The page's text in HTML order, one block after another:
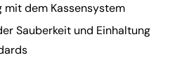
mit dem Kassensystem
Sauberkeit und Einhaltung